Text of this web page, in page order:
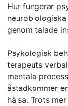
Hur fungerar
genom talade
Psykologisk
terapeuts
mentala
åstadkommer
hälsa. Trots